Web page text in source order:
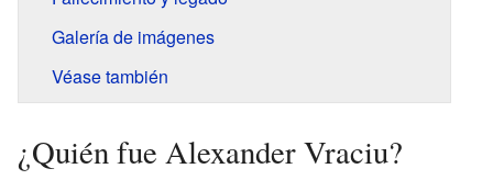
Galería de imágenes
Véase también
¿Quién fue Alexander Vraciu?